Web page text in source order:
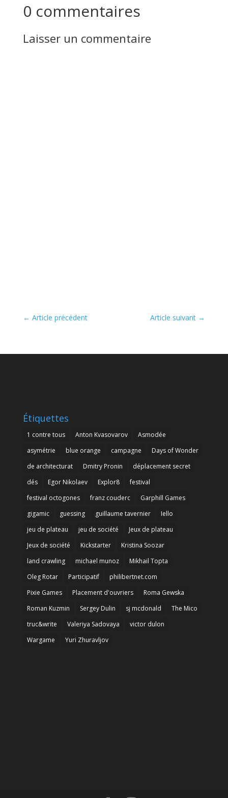
0 commentaires
Laisser un commentaire
← Article précédent Article suivant →
Étiquettes
1 contre tous Anton Kvasovarov
Asmodée
asymétrie
blue orange campagne
Days of Wonder
de architecturat
Dmitry Pronin
déplacement secret
dés
Egor Nikolaev Explor8
festival
festival octogones
franz couderc
Garphill Games
gigamic
guessing guillaume tavernier
Iello
jeu de plateau
jeu de société
Jeux de plateau
Jeux de société
Kickstarter
Kristina Soozar
land crawling
michael munoz
Mikhail Topta
Oleg Rotar
Participatif
philibertnet.com
Pixie Games
Placement d'ouvriers
Roma Gewska
Roman Kuzmin
Sergey Dulin sj mcdonald
The Mico
truc&write
Valeriya Sadovaya
victor dulon
Wargame
Yuri Zhuravljov